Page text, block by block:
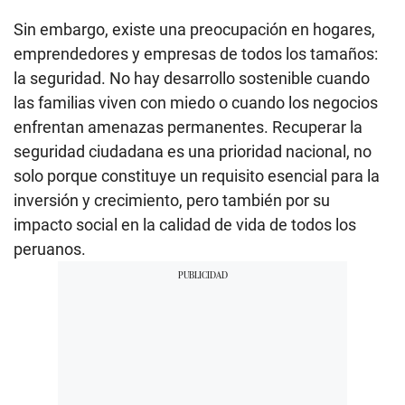
Sin embargo, existe una preocupación en hogares,
emprendedores y empresas de todos los tamaños:
la seguridad. No hay desarrollo sostenible cuando
las familias viven con miedo o cuando los negocios
enfrentan amenazas permanentes. Recuperar la
seguridad ciudadana es una prioridad nacional, no
solo porque constituye un requisito esencial para la
inversión y crecimiento, pero también por su
impacto social en la calidad de vida de todos los
peruanos.